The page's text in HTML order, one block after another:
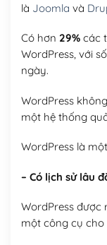
là Joomla và
Có hơn 29%các
WordPress, với
ngày.
WordPress
một hệ thống
WordPress là
– Có lịch sử lâu
WordPress được
một công cụ cho